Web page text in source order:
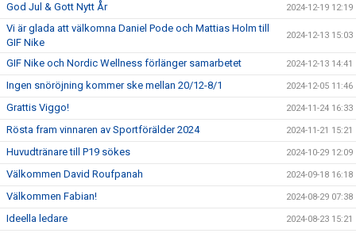
God Jul & Gott Nytt År 2024-12-19 12:19
Vi är glada att välkomna Daniel Pode och Mattias Holm till
GIF Nike
2024-12-13 15:03
GIF Nike och Nordic Wellness förlänger samarbetet 2024-12-13 14:41
Ingen snöröjning kommer ske mellan 20/12-8/1 2024-12-05 11:46
Grattis Viggo! 2024-11-24 16:33
Rösta fram vinnaren av Sportförälder 2024 2024-11-21 15:21
Huvudtränare till P19 sökes 2024-10-29 12:09
Välkommen David Roufpanah 2024-09-18 16:18
Välkommen Fabian! 2024-08-29 07:38
Ideella ledare 2024-08-23 15:21